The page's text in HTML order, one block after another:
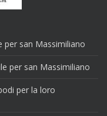
per san Massimiliano
per san Massimiliano
per la loro